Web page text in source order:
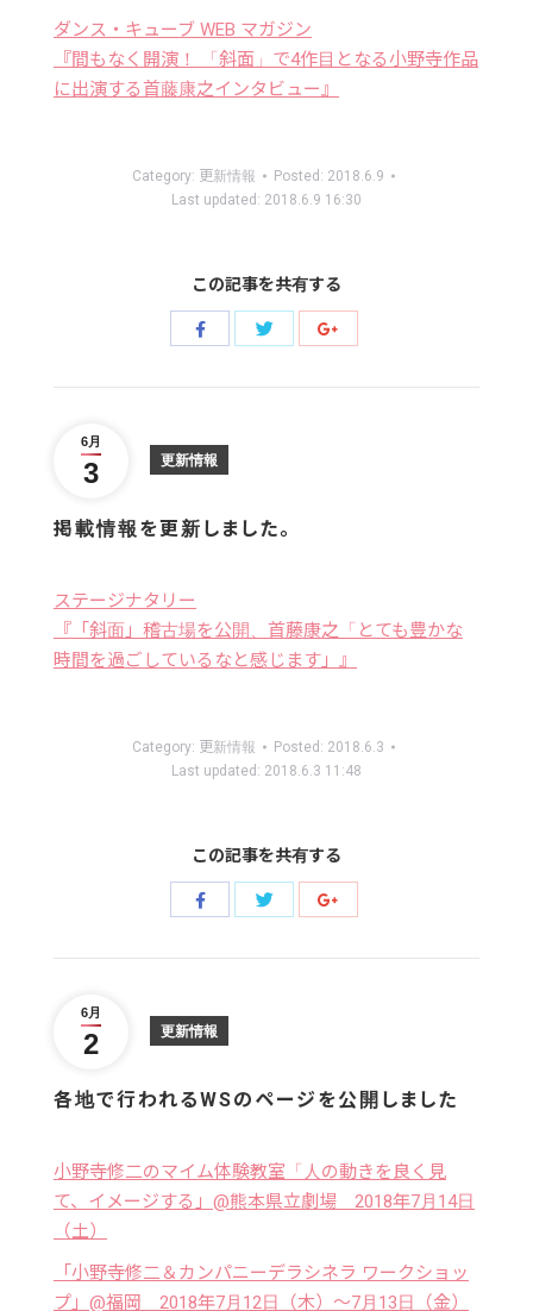
ダンス・キューブ WEB マガジン
『間もなく開演！ 「斜面」で4作目となる小野寺作品
に出演する首藤康之インタビュー』
Category: 更新情報 Posted: 2018.6.9
Last updated: 2018.6.9 16:30
この記事を共有する
Share
Share
6月
3 更新情報
掲載情報を更新しました。
ステージナタリー
『「斜面」稽古場を公開、首藤康之「とても豊かな
時間を過ごしているなと感じます」』
Category: 更新情報 Posted: 2018.6.3
Last updated: 2018.6.3 11:48
この記事を共有する
Share
Share
6月
2 更新情報
各地で行われるWSのページを公開しました
小野寺修二のマイム体験教室「人の動きを良く見
て、イメージする」@熊本県立劇場 2018年7月14日
（土）
「小野寺修二＆カンパニーデラシネラ ワークショッ
プ」@福岡 2018年7月12日（木）〜7月13日（金）